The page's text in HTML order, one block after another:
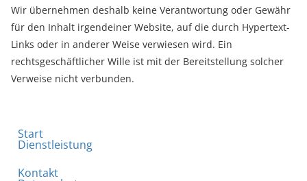
Wir übernehmen deshalb keine Verantwortung oder Gewähr
für den Inhalt irgendeiner Website, auf die durch Hypertext-
Links oder in anderer Weise verwiesen wird. Ein
rechtsgeschäftlicher Wille ist mit der Bereitstellung solcher
Verweise nicht verbunden.
Start
Dienstleistung
Kontakt